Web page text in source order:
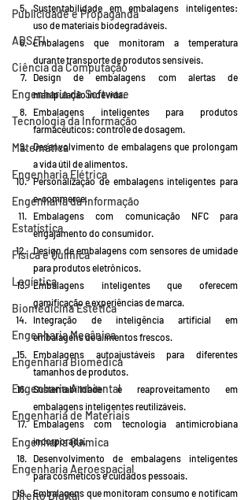
Publicidade e Propaganda
ADS/TI
Ciência da Computação
Engenharia de Software
Tecnologia da Informação
Matemática
Engenharia Elétrica
Engenharia da Informação
Estatística
Física e Química
Logística
Biomedicina Estética
Engenharia Mecânica
Engenharia Biomédica
Engenharia Ambiental
Engenharia de Materiais
Engenharia Química
Engenharia Aeroespacial
Direito Digital
Sustentabilidade em embalagens inteligentes:
uso de materiais biodegradáveis.
Embalagens que monitoram a temperatura
durante transporte de produtos sensíveis.
Design de embalagens com alertas de
manipulação indevida.
Embalagens inteligentes para produtos
farmacêuticos: controle de dosagem.
Desenvolvimento de embalagens que prolongam
a vida útil de alimentos.
Personalização de embalagens inteligentes para
e-commerce.
Embalagens com comunicação NFC para
engajamento do consumidor.
Design de embalagens com sensores de umidade
para produtos eletrônicos.
Embalagens inteligentes que oferecem
gamificação e experiências de marca.
Integração de inteligência artificial em
embalagens de alimentos frescos.
Embalagens autoajustáveis para diferentes
tamanhos de produtos.
Sustentabilidade e reaproveitamento em
embalagens inteligentes reutilizáveis.
Embalagens com tecnologia antimicrobiana
incorporada.
Desenvolvimento de embalagens inteligentes
para cosméticos e cuidados pessoais.
Embalagens que monitoram consumo e notificam